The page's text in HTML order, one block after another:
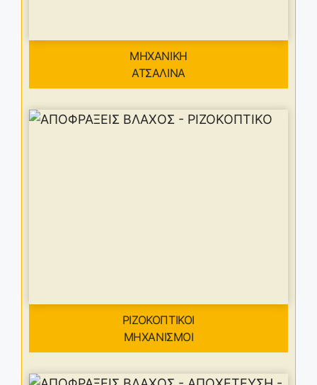
ΜΗΧΑΝΙΚΗ
ΑΤΣΑΛΙΝΑ
ΡΙΖΟΚΟΠΤΙΚΟΙ
ΜΗΧΑΝΙΣΜΟΙ